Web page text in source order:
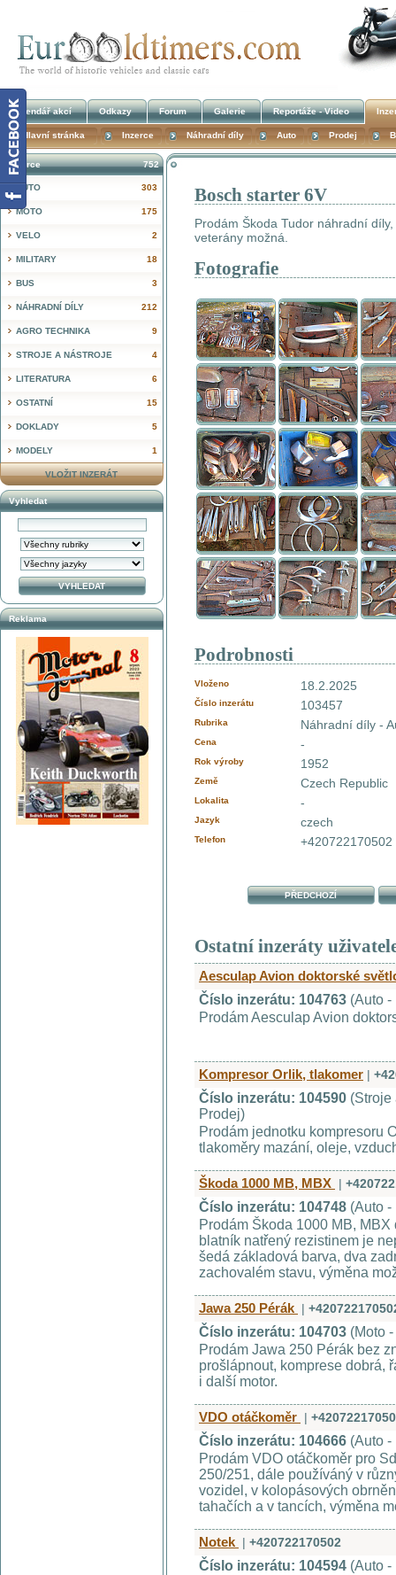
Bosch starter 6V
Prodám Škoda Tudor náhradní
veterány možná.
Fotografie
Podrobnosti
Vloženo 18.2.2025
Číslo inzerátu 103457
Rubrika Náhradní díly -
Cena -
Rok výroby 1952
Země Czech Republic
Lokalita -
Jazyk czech
Telefon +420722170502
PŘEDCHOZÍ
Ostatní inzeráty
Aesculap Avion doktorské
Číslo inzerátu: 104763 (Auto -
Prodám Aesculap Avion
Kompresor Orlik, tlakomer |
Číslo inzerátu: 104590 (Stroje
Prodej)
Prodám jednotku kompresoru
tlakoměry mazání, oleje,
Škoda 1000 MB, MBX |
Číslo inzerátu: 104748 (Auto -
Prodám Škoda 1000 MB,
blatník natřený rezistinem je
šedá základová barva, dva
zachovalém stavu, výměna
Jawa 250 Pérák |
Číslo inzerátu: 104703 (Moto
Prodám Jawa 250 Pérák bez
prošlápnout, komprese dobrá,
i další motor.
VDO otáčkoměr |
Číslo inzerátu: 104666 (Auto -
Prodám VDO otáčkoměr pro
250/251, dále používáný v
vozidel, v kolopásových
tahačích a v tancích, výměna
Notek | +420722170502
Číslo inzerátu: 104594 (Auto -
752
Inzerce
303
AUTO
175
MOTO
2
VELO
18
MILITARY
3
BUS
212
NÁHRADNÍ DÍLY
9
AGRO TECHNIKA
4
STROJE A NÁSTROJE
6
LITERATURA
15
OSTATNÍ
5
DOKLADY
1
MODELY
VLOŽIT INZERÁT
Vyhledat
Reklama
Kalendář akcí Odkazy Forum Galerie Reportáže - Video
Hlavní stránka Inzerce Náhradní díly Auto Prodej